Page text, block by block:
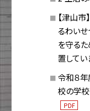
【津山市
るわい
を守る
置してい
令和８
校の学校
PDF